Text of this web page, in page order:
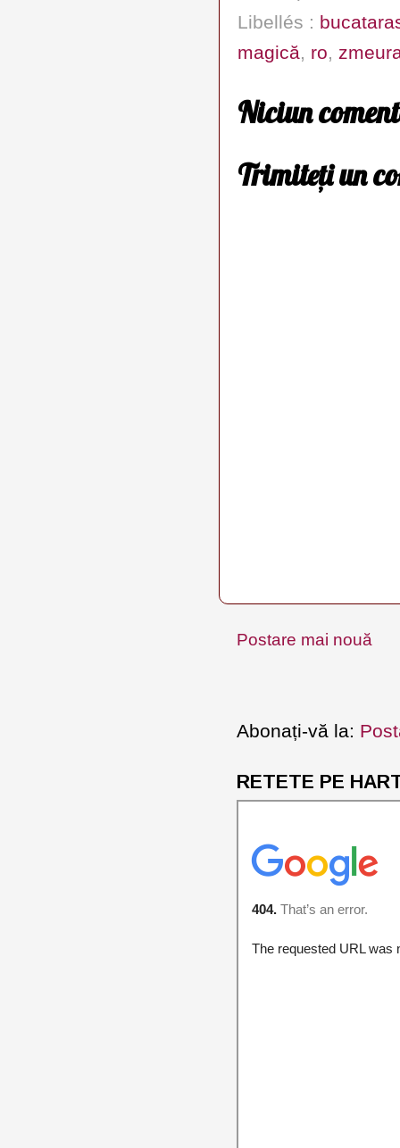
Libellés :
magică, ro,
Niciun
Trimiteți un
Postare mai nouă
Abonați-vă la:
RETETE PE